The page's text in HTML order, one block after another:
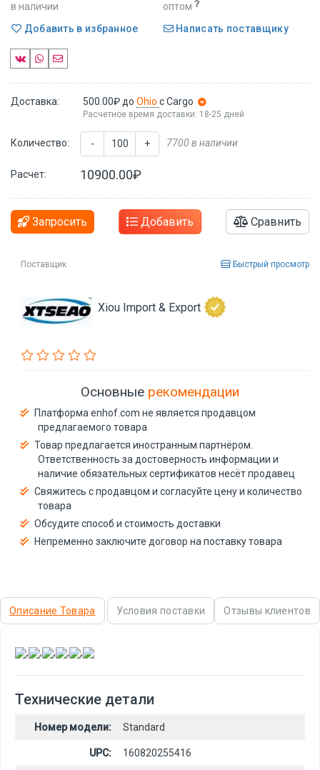
в наличии
оптом
Добавить в избранное
Написать поставщику
Доставка: 500.00₽ до Ohio с Cargo
Расчетное время доставки: 18-25 дней
Количество: - + 7700 в наличии
Расчет: 10900.00₽
Запросить Добавить Сравнить
Поставщик Быстрый просмотр
Xiou Import & Export
Основные рекомендации
Платформа enhof.com не является продавцом
предлагаемого товара
Товар предлагается иностранным партнёром.
Ответственность за достоверность информации и
наличие обязательных сертификатов несёт продавец
Свяжитесь с продавцом и согласуйте цену и количество
товара
Обсудите способ и стоимость доставки
Непременно заключите договор на поставку товара
Описание Товара Условия поставки Отзывы клиентов
, , , , ,
Технические детали
Номер модели: Standard
UPC: 160820255416